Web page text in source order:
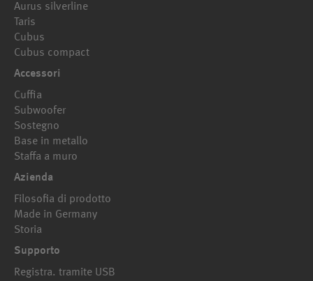
Aurus silverline
Taris
Cubus
Cubus compact
Accessori
Cuffia
Subwoofer
Sostegno
Base in metallo
Staffa a muro
Azienda
Filosofia di prodotto
Made in Germany
Storia
Supporto
Registra. tramite USB